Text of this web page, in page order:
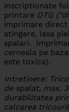
inscriptionate
printare DTG
imprimare
atingere, lasa
spalari.
cerneala pe
este toxica).
Intretinere:
de spalat, max.
durabilitatea
calcarea